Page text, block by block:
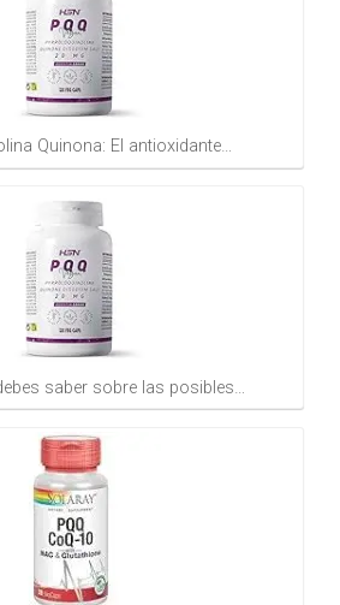
Quinona: El antioxidante…
saber sobre las posibles…